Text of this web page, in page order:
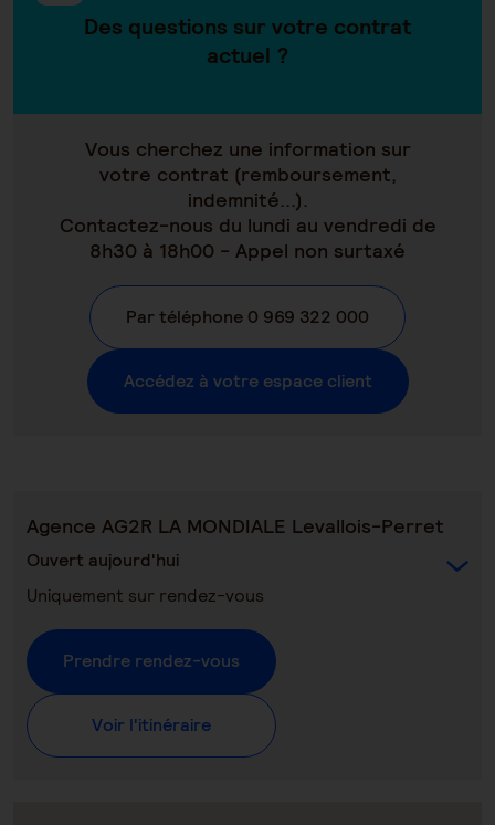
Des questions sur votre contrat
actuel ?
Vous cherchez une information sur
votre contrat (remboursement,
indemnité...).
Contactez-nous du lundi au vendredi de
8h30 à 18h00 - Appel non surtaxé
Par téléphone 0 969 322 000
Accédez à votre espace client
Agence AG2R LA MONDIALE Levallois-Perret
Ouvert aujourd'hui
Uniquement sur rendez-vous
Prendre rendez-vous
Voir l'itinéraire